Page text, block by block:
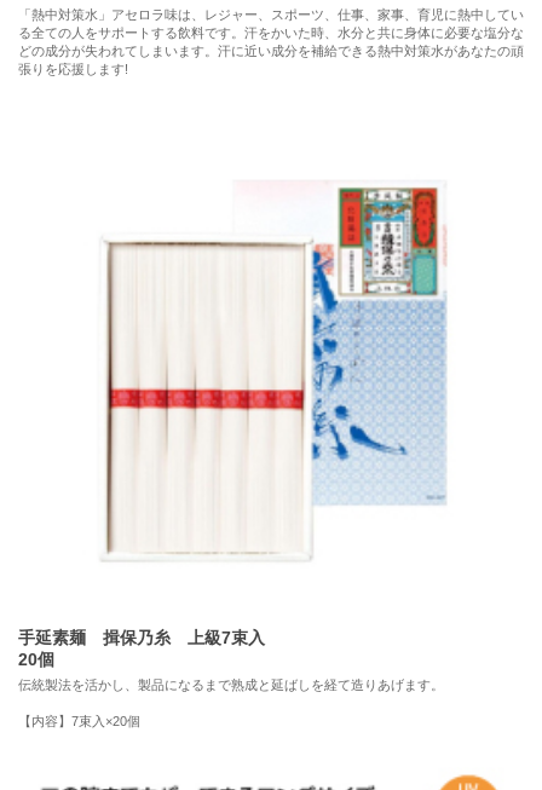
連休中のストックを確認頂き、お早目にご検討ください。
詳しくは「詳細はこちら」をクリックして、リンクしているご案内をご参
中東情勢の影響に伴う弊社取扱商品のご注文対応について
お知らせ
期末決算まとめ買いキャンペーン実施中です
日頃よりサイクルメンバー倶楽部をご利用頂き、誠に有難うございます。
毎回大好評頂いておりますまとめ買いキャンペーンを実施中です。
2/10(火)～3/25(水)に商品購入頂いた合計金額でポイントを追加します。
お得なこの機会に、皆様のご利用を心よりお待ちしております。
商品特集【お得パック商品】を追加しました!
日頃よりサイクルメンバー倶楽部をご利用頂き、誠に有難うございます。
これからの時期に必要な商品や売れ筋商品など、お得な商品を取り揃えて
「熱中対策水」アセロラ味は、レジャー、スポーツ、仕事、家事、育児に熱中してい
る全ての人をサポートする飲料です。汗をかいた時、水分と共に身体に必要な塩分な
どの成分が失われてしまいます。汗に近い成分を補給できる熱中対策水があなたの頑
張りを応援します!
手延素麺 揖保乃糸 上級7束入
20個
伝統製法を活かし、製品になるまで熟成と延ばしを経て造りあげます。
【内容】7束入×20個